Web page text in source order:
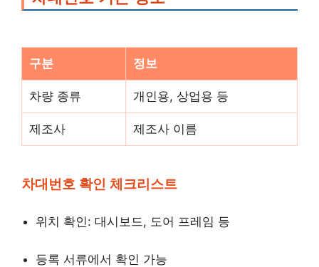
구분 정보
차량 종류 개인용, 상업용 등
제조사 제조사 이름
차대번호 확인 체크리스트
위치 확인: 대시보드, 도어 프레임 등
등록 서류에서 확인 가능